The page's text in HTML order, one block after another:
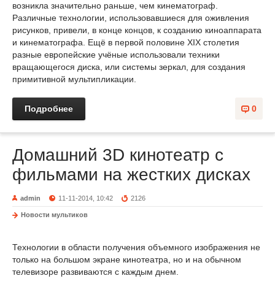
возникла значительно раньше, чем кинематограф.
Различные технологии, использовавшиеся для оживления
рисунков, привели, в конце концов, к созданию киноаппарата
и кинематографа. Ещё в первой половине XIX столетия
разные европейские учёные использовали техники
вращающегося диска, или системы зеркал, для создания
примитивной мультипликации.
0
Подробнее
Домашний 3D кинотеатр с
фильмами на жестких дисках
admin 11-11-2014, 10:42 2126
Новости мультиков
Технологии в области получения объемного изображения не
только на большом экране кинотеатра, но и на обычном
телевизоре развиваются с каждым днем.